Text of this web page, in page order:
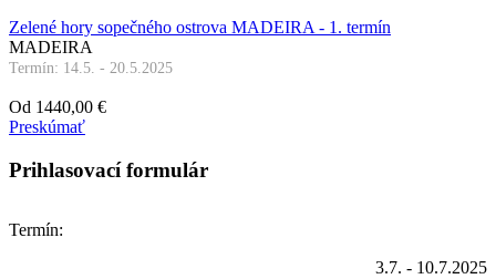
Zelené hory sopečného ostrova MADEIRA - 1. termín
MADEIRA
Termín: 14.5. - 20.5.2025
Od 1440,00 €
Preskúmať
Prihlasovací formulár
Termín:
3.7. - 10.7.2025